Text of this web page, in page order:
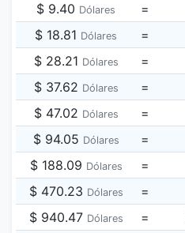
$ 9.40 Dólares =
$ 18.81 Dólares =
$ 28.21 Dólares =
$ 37.62 Dólares =
$ 47.02 Dólares =
$ 94.05 Dólares =
$ 188.09 Dólares =
$ 470.23 Dólares =
$ 940.47 Dólares =